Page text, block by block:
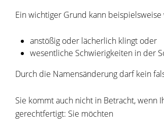
Ein wichtiger Grund kann
anstößig oder lächerlich klingt oder
wesentliche Schwierigkeiten in der
Durch die Namensänderung darf kein
Sie kommt auch nicht in Betracht, wenn
gerechtfertigt: Sie möchten